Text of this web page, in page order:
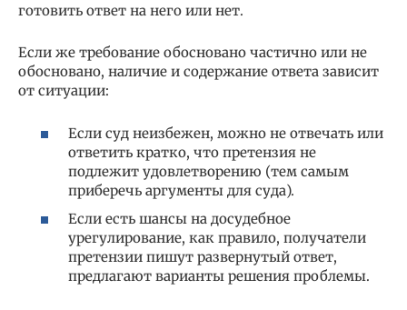
готовить ответ на него или нет.
Если же требование обосновано частично или не
обосновано, наличие и содержание ответа зависит
от ситуации:
Если суд неизбежен, можно не отвечать или
ответить кратко, что претензия не
подлежит удовлетворению (тем самым
приберечь аргументы для суда).
Если есть шансы на досудебное
урегулирование, как правило, получатели
претензии пишут развернутый ответ,
предлагают варианты решения проблемы.